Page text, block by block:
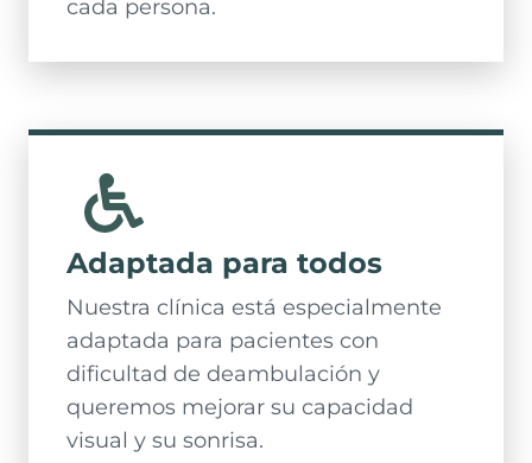
cada persona.
Adaptada para todos
Nuestra clínica está especialmente
adaptada para pacientes con
dificultad de deambulación y
queremos mejorar su capacidad
visual y su sonrisa.